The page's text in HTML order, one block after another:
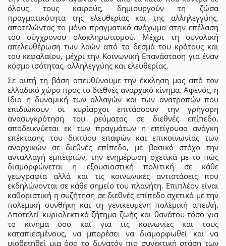
όλους τους καιρούς, δημιουργούν τη ζώσα
πραγματικότητα της ελευθερίας και της αλληλεγγύης,
αποτελώντας το μόνο πραγματικό ανάχωμα στην επέλαση
του σύγχρονου ολοκληρωτισμού. Μέχρι τη συνολική
απελευθέρωση των λαών από τα δεσμά του κράτους και
του κεφαλαίου, μέχρι την Κοινωνική Επανάσταση για έναν
κόσμο ισότητας, αλληλεγγύης και ελευθερίας.
Σε αυτή τη βάση απευθύνουμε την έκκληση μας από τον
ελλαδικό χώρο προς το διεθνές αναρχικό κίνημα. Αφενός, η
ίδια η δυναμική των αλλαγών και των ανατροπών που
επιδιώκουν οι κυρίαρχοι επιτάσσουν την γρήγορη
ανασυγκρότηση του ρεύματος σε διεθνές επίπεδο,
αποδεικνύεται εκ των πραγμάτων η επείγουσα ανάγκη
επέκτασης του δικτύου επαφών και επικοινωνίας των
αναρχικών σε διεθνές επίπεδο, με βασικό στόχο την
ανταλλαγή εμπειριών, την ενημέρωση σχετικά με το πώς
διαμορφώνεται η εξουσιαστική πολιτική σε κάθε
γεωγραφία αλλά και τις κοινωνικές αντιστάσεις που
εκδηλώνονται σε κάθε σημείο του πλανήτη. Επιπλέον είναι
καθοριστική η συζήτηση σε διεθνές επίπεδο σχετικά με την
πολεμική συνθήκη και τη γενικευμένη πολεμική απειλή.
Αποτελεί κυριολεκτικά ζήτημα ζωής και θανάτου τόσο για
το κίνημα όσο και για τις κοινωνίες και τους
καταπιεσμένους, να μπορέσει να διαμορφωθεί και να
υιοθετηθεί μια όσο το δυνατόν πιο συνεκτική στάση των